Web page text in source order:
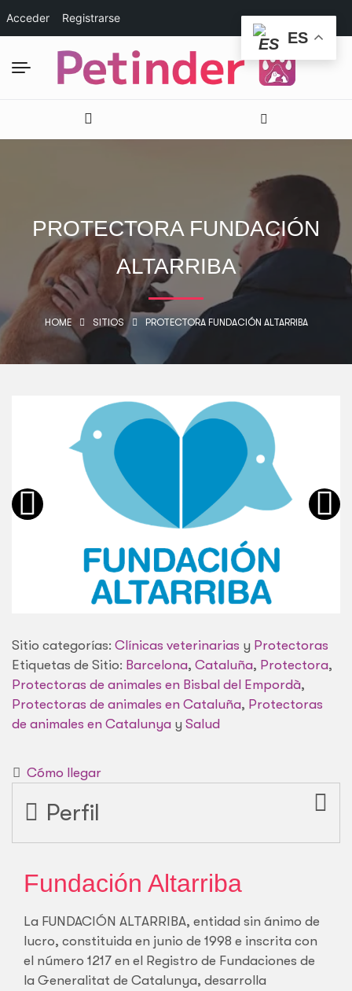
Acceder Registrarse
PROTECTORA FUNDACIÓN
ALTARRIBA
HOME SITIOS PROTECTORA FUNDACIÓN ALTARRIBA
Sitio categorías: Clínicas veterinarias y Protectoras
Etiquetas de Sitio: Barcelona, Cataluña, Protectora,
Protectoras de animales en Bisbal del Empordà,
Protectoras de animales en Cataluña, Protectoras
de animales en Catalunya y Salud
Cómo llegar
Perfil
Fundación Altarriba
La FUNDACIÓN ALTARRIBA, entidad sin ánimo de
lucro, constituida en junio de 1998 e inscrita con
el número 1217 en el Registro de Fundaciones de
la Generalitat de Catalunya, desarrolla
ES